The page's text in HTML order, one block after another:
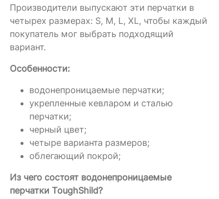
Производители выпускают эти перчатки в
четырех размерах: S, M, L, XL, чтобы каждый
покупатель мог выбрать подходящий
вариант.
Особенности:
водонепроницаемые перчатки;
укрепленные кевларом и сталью
перчатки;
черный цвет;
четыре варианта размеров;
облегающий покрой;
Из чего состоят водонепроницаемые
перчатки ToughShild?